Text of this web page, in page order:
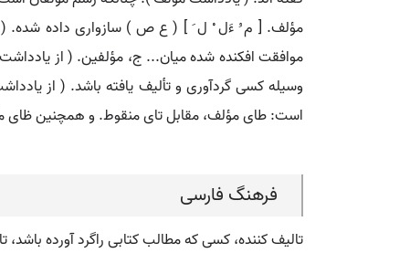
مؤلف. [ م ُ ءَل ْ ل َ ] ( ع ص ) سازواری داده شده. (
موافقت افکنده شده میان... ج، مؤلفین. ( از
وسیله کسی گردآوری و تألیف یافته باشد. ( از
است: طای مؤلف، مقابل تای منقوط. و همچنین ظای
فرهنگ فارسی
تالیف کننده، کسی که مطالب کتابی راگرد آورده